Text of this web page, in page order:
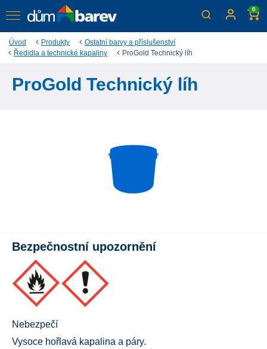
0
Úvod Produkty
Ostatní barvy a příslušenství
Ředidla a technické kapaliny
ProGold Technický líh
ProGold Technický líh
Bezpečnostní upozornění
Nebezpečí
Vysoce hořlavá kapalina a páry.